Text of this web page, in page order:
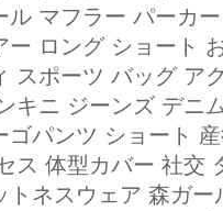
ル マフラー パーカ
ー ロング ショート
スポーツ バッグ ア
キニ ジーンズ デニ
ゴパンツ ショート
ス 体型カバー 社交
トネスウェア 森ガ